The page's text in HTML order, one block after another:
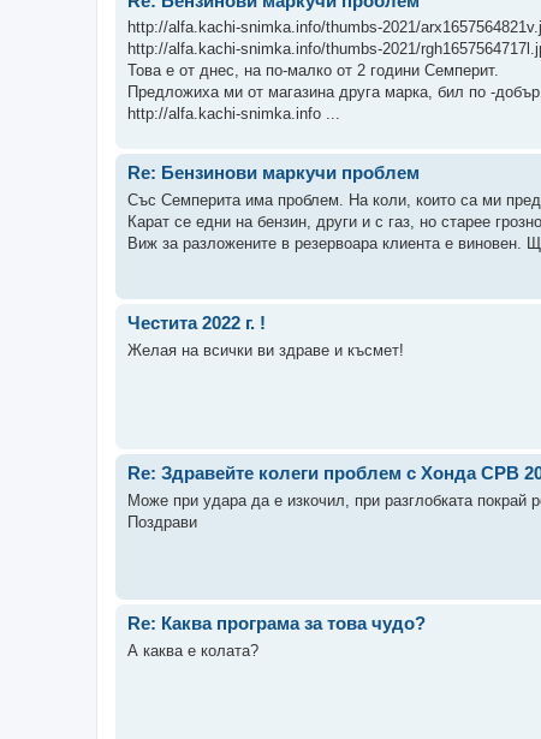
http://alfa.kachi-snimka.info/thumbs-2021/
http://alfa.kachi-snimka.info/thumbs-2021/
Това е от днес, на по-малко от 2 години Семперит.
Предложиха ми от магазина друга марка, бил по -
http://alfa.kachi-snimka.info ...
Re: Бензинови маркучи проблем
Със Семперита има проблем. На коли, които са ми
Карат се едни на бензин, други и с газ, но старее
Виж за разложените в резервоара клиента е виновен.
Честита 2022 г. !
Желая на всички ви здраве и късмет!
Re: Здравейте колеги проблем с Хонда СРВ
Може при удара да е изкочил, при разглобката покрай
Поздрави
Re: Каква програма за това чудо?
А каква е колата?